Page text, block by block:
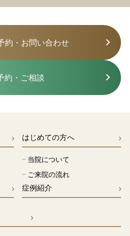
約・お問い合わせ
約・ご相談
はじめての方へ
−当院について
−ご来院の流れ
症例紹介